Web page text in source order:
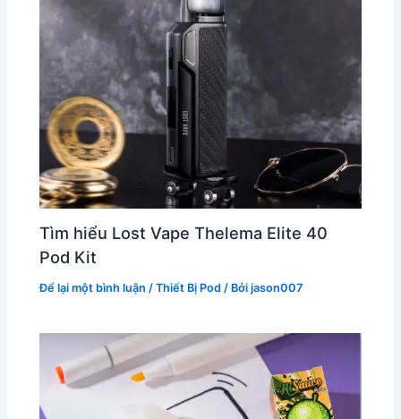
Tìm hiểu Lost Vape Thelema Elite 40
Pod Kit
Để lại một bình luận /Thiết Bị Pod / Bởijason007